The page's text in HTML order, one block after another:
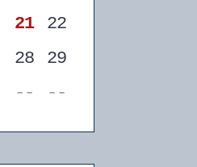
21
22
28
29
-- --